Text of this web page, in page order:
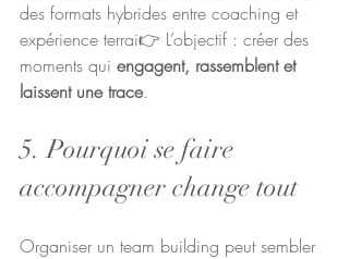
des formats hybrides entre coaching et
expérience terrai👉 L’objectif : créer des
moments qui engagent, rassemblent et
laissent une trace.
5. Pourquoi se faire
accompagner change tout
Organiser un team building peut sembler